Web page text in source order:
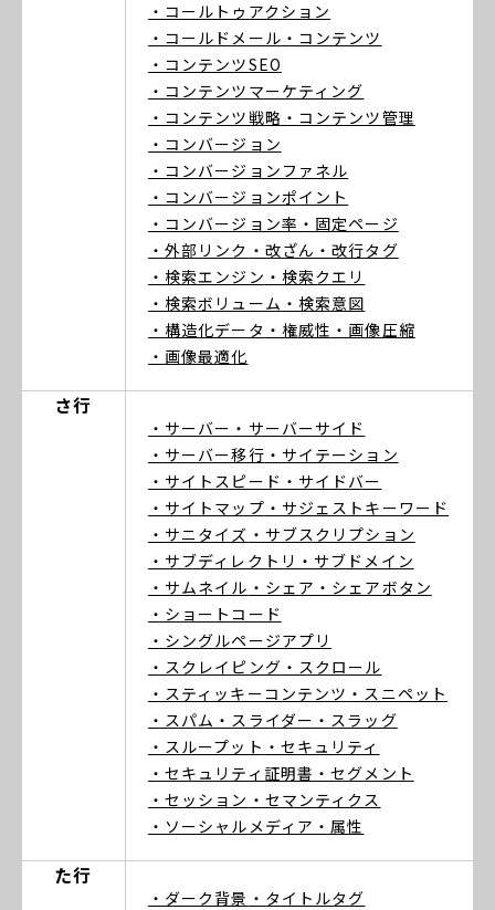
・コールトゥアクション
・コールドメール ・コンテンツ
・コンテンツSEO
・コンテンツマーケティング
・コンテンツ戦略 ・コンテンツ管理
・コンバージョン
・コンバージョンファネル
・コンバージョンポイント
・コンバージョン率 ・固定ページ
・外部リンク ・改ざん ・改行タグ
・検索エンジン ・検索クエリ
・検索ボリューム ・検索意図
・構造化データ ・権威性 ・画像圧縮
・画像最適化
さ行
・サーバー ・サーバーサイド
・サーバー移行 ・サイテーション
・サイトスピード ・サイドバー
・サイトマップ ・サジェストキーワード
・サニタイズ ・サブスクリプション
・サブディレクトリ ・サブドメイン
・サムネイル ・シェア ・シェアボタン
・ショートコード
・シングルページアプリ
・スクレイピング ・スクロール
・スティッキーコンテンツ ・スニペット
・スパム ・スライダー ・スラッグ
・スループット ・セキュリティ
・セキュリティ証明書 ・セグメント
・セッション ・セマンティクス
・ソーシャルメディア ・属性
た行
・ダーク背景 ・タイトルタグ